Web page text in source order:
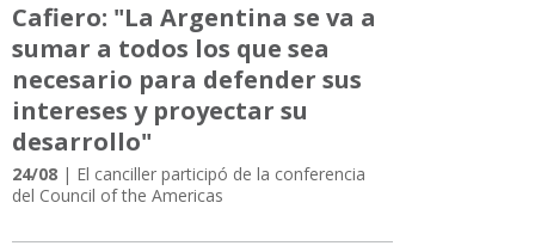
Cafiero: "La Argentina se va a
sumar a todos los que sea
necesario para defender sus
intereses y proyectar su
desarrollo"
24/08 | El canciller participó de la conferencia
del Council of the Americas